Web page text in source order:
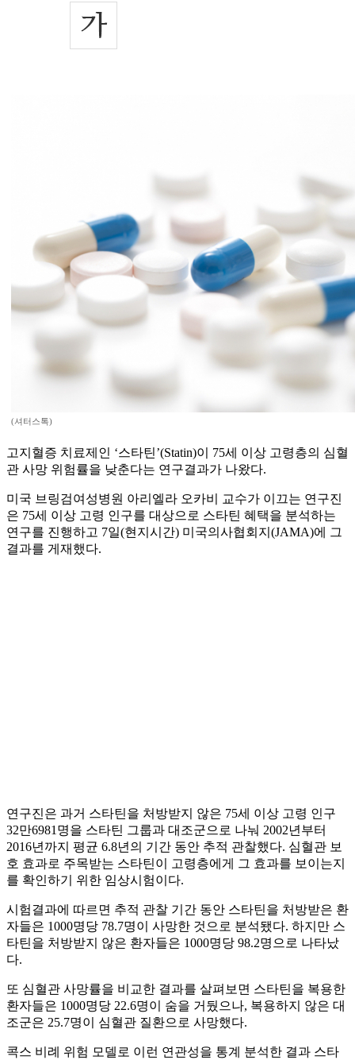
(셔터스톡)
고지혈증 치료제인 ‘스타틴’(Statin)이 75세 이상 고령층의 심혈
관 사망 위험률을 낮춘다는 연구결과가 나왔다.
미국 브링검여성병원 아리엘라 오카비 교수가 이끄는 연구진
은 75세 이상 고령 인구를 대상으로 스타틴 혜택을 분석하는
연구를 진행하고 7일(현지시간) 미국의사협회지(JAMA)에 그
결과를 게재했다.
연구진은 과거 스타틴을 처방받지 않은 75세 이상 고령 인구
32만6981명을 스타틴 그룹과 대조군으로 나눠 2002년부터
2016년까지 평균 6.8년의 기간 동안 추적 관찰했다. 심혈관 보
호 효과로 주목받는 스타틴이 고령층에게 그 효과를 보이는지
를 확인하기 위한 임상시험이다.
시험결과에 따르면 추적 관찰 기간 동안 스타틴을 처방받은 환
자들은 1000명당 78.7명이 사망한 것으로 분석됐다. 하지만 스
타틴을 처방받지 않은 환자들은 1000명당 98.2명으로 나타났
다.
또 심혈관 사망률을 비교한 결과를 살펴보면 스타틴을 복용한
환자들은 1000명당 22.6명이 숨을 거뒀으나, 복용하지 않은 대
조군은 25.7명이 심혈관 질환으로 사망했다.
콕스 비례 위험 모델로 이런 연관성을 통계 분석한 결과 스타